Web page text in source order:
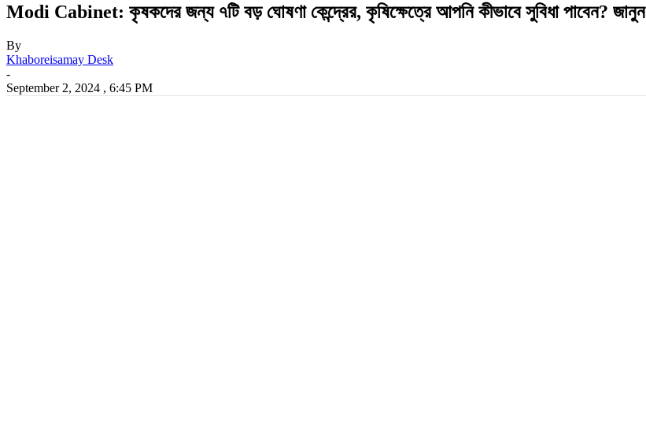
Modi Cabinet: কৃষকদের জন্য ৭টি বড় ঘোষণা কেন্দ্রের, কৃষিক্ষেত্রে আপনি কীভাবে সুবিধা পাবেন? জানুন
By
Khaboreisamay Desk
-
September 2, 2024 , 6:45 PM